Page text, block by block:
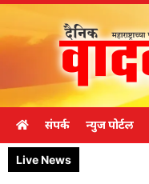
संपर्क न्युज पोर्टल
Live News